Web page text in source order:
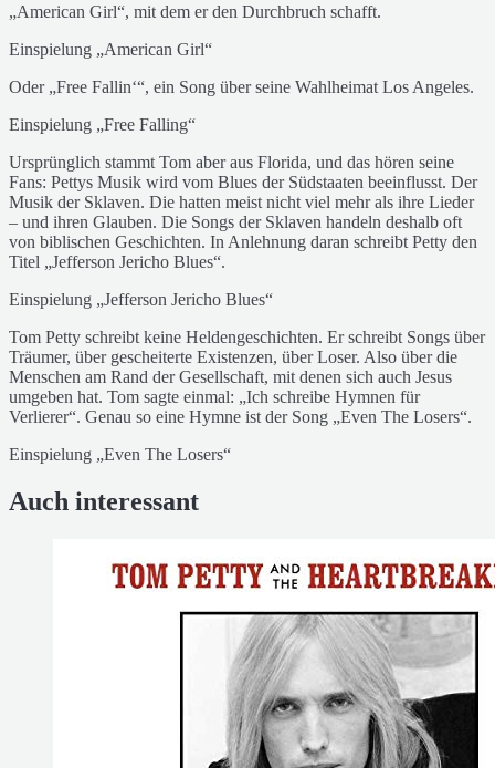
„American Girl“, mit dem er den Durchbruch schafft.
Einspielung „American Girl“
Oder „Free Fallin‘“, ein Song über seine Wahlheimat Los Angeles.
Einspielung „Free Falling“
Ursprünglich stammt Tom aber aus Florida, und das hören seine
Fans: Pettys Musik wird vom Blues der Südstaaten beeinflusst. Der
Musik der Sklaven. Die hatten meist nicht viel mehr als ihre Lieder
– und ihren Glauben. Die Songs der Sklaven handeln deshalb oft
von biblischen Geschichten. In Anlehnung daran schreibt Petty den
Titel „Jefferson Jericho Blues“.
Einspielung „Jefferson Jericho Blues“
Tom Petty schreibt keine Heldengeschichten. Er schreibt Songs über
Träumer, über gescheiterte Existenzen, über Loser. Also über die
Menschen am Rand der Gesellschaft, mit denen sich auch Jesus
umgeben hat. Tom sagte einmal: „Ich schreibe Hymnen für
Verlierer“. Genau so eine Hymne ist der Song „Even The Losers“.
Einspielung „Even The Losers“
Auch interessant